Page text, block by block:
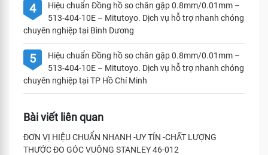
4
Hiệu chuẩn Đồng hồ so chân gập 0.8mm/0.01mm –
513-404-10E – Mitutoyo. Dịch vụ hỗ trợ nhanh chóng
chuyên nghiệp tại Bình Dương
5
Hiệu chuẩn Đồng hồ so chân gập 0.8mm/0.01mm –
513-404-10E – Mitutoyo. Dịch vụ hỗ trợ nhanh chóng
chuyên nghiệp tại TP Hồ Chí Minh
Bài viết liên quan
ĐƠN VỊ HIỆU CHUẨN NHANH -UY TÍN -CHẤT LƯỢNG
THƯỚC ĐO GÓC VUÔNG STANLEY 46-012